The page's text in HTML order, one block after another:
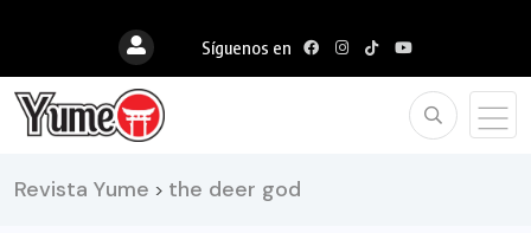
Síguenos en
Revista Yume > the deer god